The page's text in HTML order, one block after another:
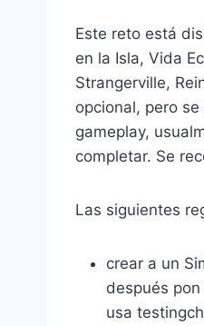
Este reto está
en la Isla, Vida
Strangerville,
opcional, pero
gameplay,
completar. Se
Las siguientes
crear a un
después
usa